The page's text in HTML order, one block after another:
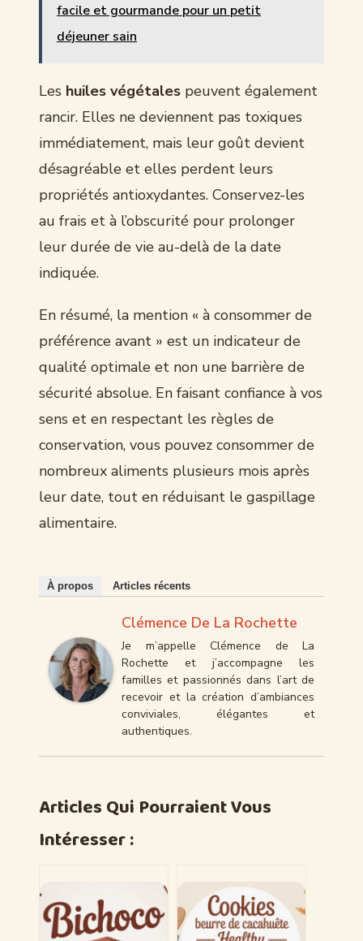
facile et gourmande pour un petit
déjeuner sain
Les huiles végétales peuvent également
rancir. Elles ne deviennent pas toxiques
immédiatement, mais leur goût devient
désagréable et elles perdent leurs
propriétés antioxydantes. Conservez-les
au frais et à l’obscurité pour prolonger
leur durée de vie au-delà de la date
indiquée.
En résumé, la mention « à consommer de
préférence avant » est un indicateur de
qualité optimale et non une barrière de
sécurité absolue. En faisant confiance à vos
sens et en respectant les règles de
conservation, vous pouvez consommer de
nombreux aliments plusieurs mois après
leur date, tout en réduisant le gaspillage
alimentaire.
À propos Articles récents
Clémence De La Rochette
Je m’appelle Clémence de La
Rochette et j’accompagne les
familles et passionnés dans l’art de
recevoir et la création d’ambiances
conviviales, élégantes et
authentiques.
Articles Qui Pourraient Vous
Intéresser :